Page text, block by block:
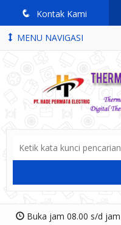
q Kontak Kami
MENU NAVIGASI
Buka jam 08.00 s/d